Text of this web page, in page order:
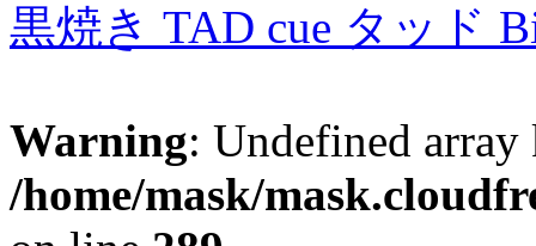
黒焼き TAD cue タッド
Warning: Undefined
/home/mask/